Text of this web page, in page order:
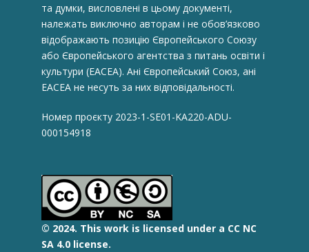
та думки, висловлені в цьому документі,
належать виключно авторам і не обов’язково
відображають позицію Європейського Союзу
або Європейського агентства з питань освіти і
культури (ЕАСЕА). Ані Європейський Союз, ані
EACEA не несуть за них відповідальності.
Номер проєкту 2023-1-SE01-KA220-ADU-
000154918
© 2024. This work is licensed under a CC NC
SA 4.0 license.